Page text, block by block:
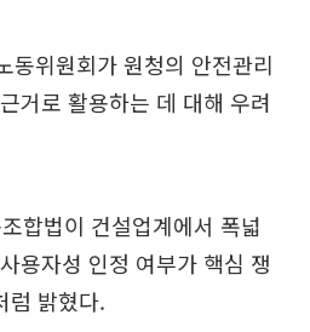
동위원회가 원청의 안전관리
거로 활용하는 데 대해 우려
합법이 건설업계에서 폭넓
용자성 인정 여부가 핵심 쟁
럼 밝혔다.